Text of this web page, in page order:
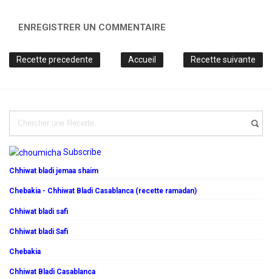
ENREGISTRER UN COMMENTAIRE
Recette precedente Recette suivante
Accueil
Subscribe
Chhiwat bladi jemaa shaim
Chebakia - Chhiwat Bladi Casablanca (recette ramadan)
Chhiwat bladi safi
Chhiwat bladi Safi
Chebakia
Chhiwat Bladi Casablanca